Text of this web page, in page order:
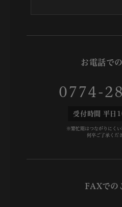
お電話で
0774-
受付時間 平日
※繁忙期はつながりにくい
何卒ご了承くだ
FAXでの